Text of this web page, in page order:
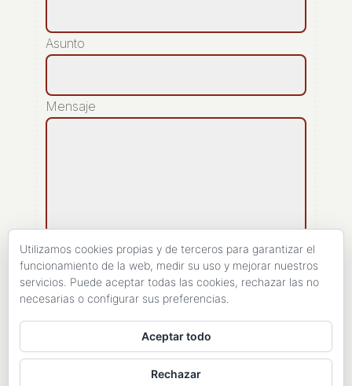
Asunto
Mensaje
[recaptcha]
Utilizamos cookies propias y de terceros para garantizar el
funcionamiento de la web, medir su uso y mejorar nuestros
servicios. Puede aceptar todas las cookies, rechazar las no
necesarias o configurar sus preferencias.
Aceptar todo
Rechazar